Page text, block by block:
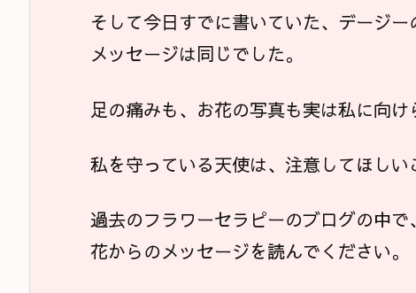
そして今日すでに書いていた、デージ
メッセージは同じでした。
足の痛みも、お花の写真も実は私に向け
私を守っている天使は、注意してほしい
過去のフラワーセラピーのブログの中
花からのメッセージを読んでください。